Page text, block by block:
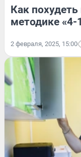
Как
методике «4-
2 февраля, 2025, 15:00